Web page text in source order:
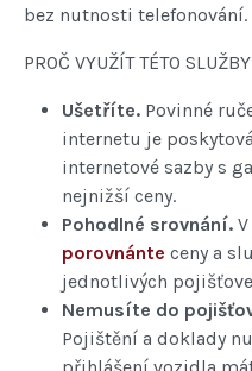
bez nutnosti telefonování.
PROČ VYUŽÍT TÉTO
Ušetříte. Povinné
internetu je
internetové sazby s
nejnižší ceny.
Pohodlné srovnání.
porovnánte ceny a
jednotlivých
Nemusíte do
Pojištění a doklady